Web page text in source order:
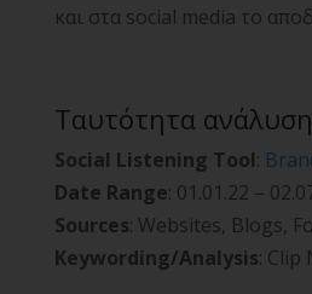
και στα social media το
Ταυτότητα
Social Listening Tool:
Date Range: 01.01.22 –
Sources: Websites, Blogs,
Keywording/Analysis: Clip